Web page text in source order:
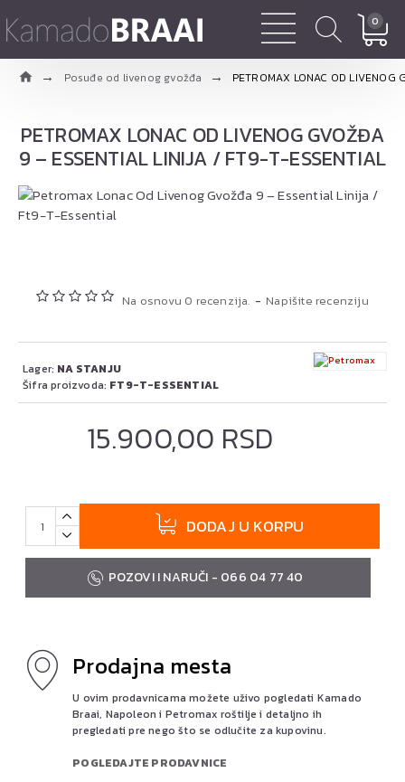
0
Posuđe od livenog gvožđa PETROMAX LONAC OD
PETROMAX LONAC OD LIVENOG GVOŽĐA
9 – ESSENTIAL LINIJA / FT9-T-ESSENTIAL
Na osnovu 0 recenzija. - Napišite recenziju
15.900,00 RSD
Lager: NA STANJU
Šifra proizvoda: FT9-T-ESSENTIAL
DODAJ U KORPU
POZOVI I NARUČI - 066 04 77 40
Prodajna mesta
U ovim prodavnicama možete uživo pogledati Kamado
Braai, Napoleon i Petromax roštilje i detaljno ih
pregledati pre nego što se odlučite za kupovinu.
POGLEDAJTE PRODAVNICE